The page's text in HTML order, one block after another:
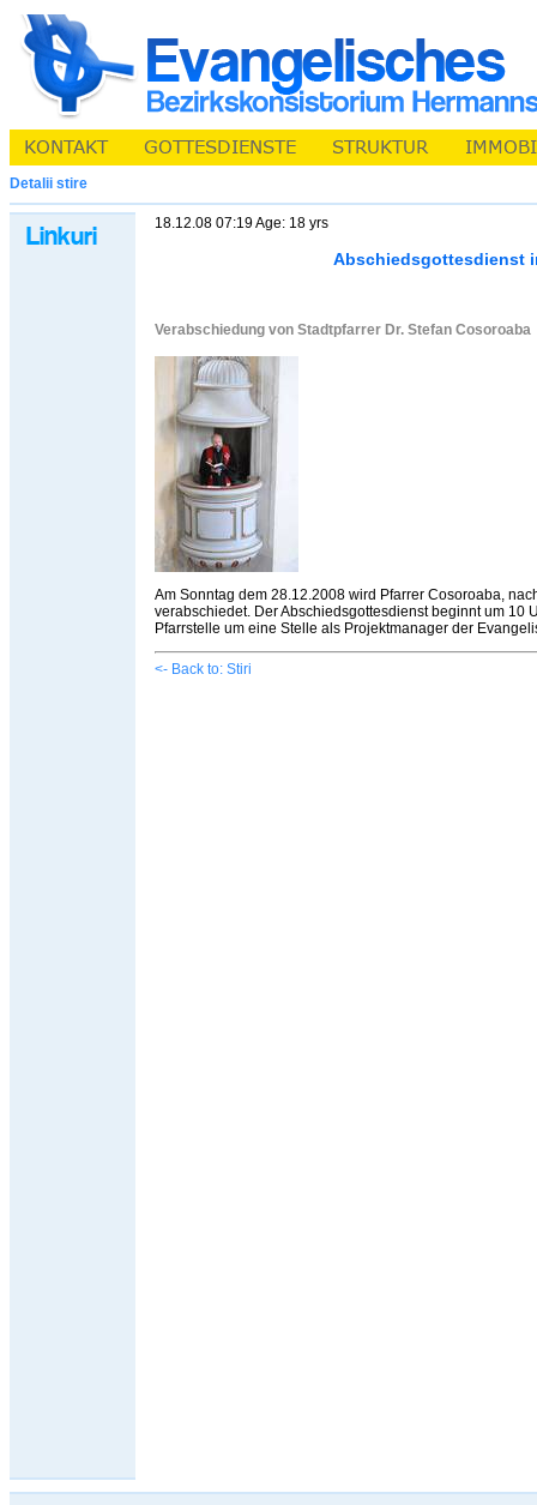
Detalii stire
18.12.08 07:19 Age: 18 yrs
Abschiedsgottesdienst
Verabschiedung von Stadtpfarrer Dr. Stefan Cosoroaba
Am Sonntag dem 28.12.2008 wird Pfarrer Cosoroaba,
verabschiedet. Der Abschiedsgottesdienst beginnt um 10
Pfarrstelle um eine Stelle als Projektmanager der
<- Back to: Stiri